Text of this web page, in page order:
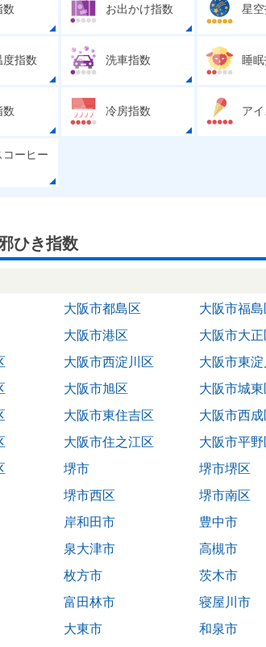
数 お出かけ指数 星
度指数 洗車指数 睡
数 冷房指数 ア
コーヒー
ひき指数
大阪市都島区 大阪市福島
大阪市港区 大阪市大正
大阪市西淀川区 大阪市東淀
大阪市旭区 大阪市城東
大阪市東住吉区 大阪市西成
大阪市住之江区 大阪市平野
堺市 堺市堺区
堺市西区 堺市南区
岸和田市 豊中市
泉大津市 高槻市
枚方市 茨木市
富田林市 寝屋川市
大東市 和泉市